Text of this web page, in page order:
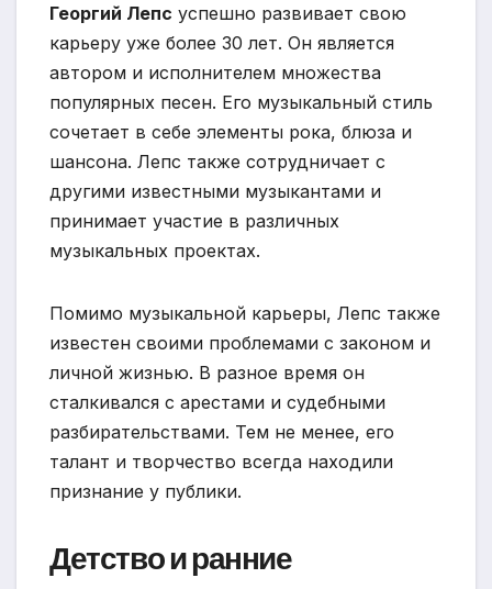
Георгий Лепс успешно развивает свою
карьеру уже более 30 лет. Он является
автором и исполнителем множества
популярных песен. Его музыкальный стиль
сочетает в себе элементы рока, блюза и
шансона. Лепс также сотрудничает с
другими известными музыкантами и
принимает участие в различных
музыкальных проектах.
Помимо музыкальной карьеры, Лепс также
известен своими проблемами с законом и
личной жизнью. В разное время он
сталкивался с арестами и судебными
разбирательствами. Тем не менее, его
талант и творчество всегда находили
признание у публики.
Детство и ранние